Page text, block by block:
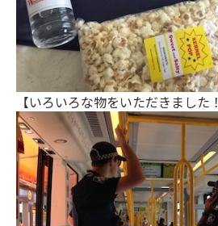
【いろいろな物をいただきました